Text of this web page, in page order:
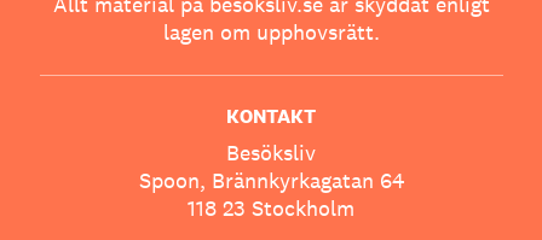
lagen om upphovsrätt.
KONTAKT
Besöksliv
Spoon, Brännkyrkagatan 64
118 23 Stockholm